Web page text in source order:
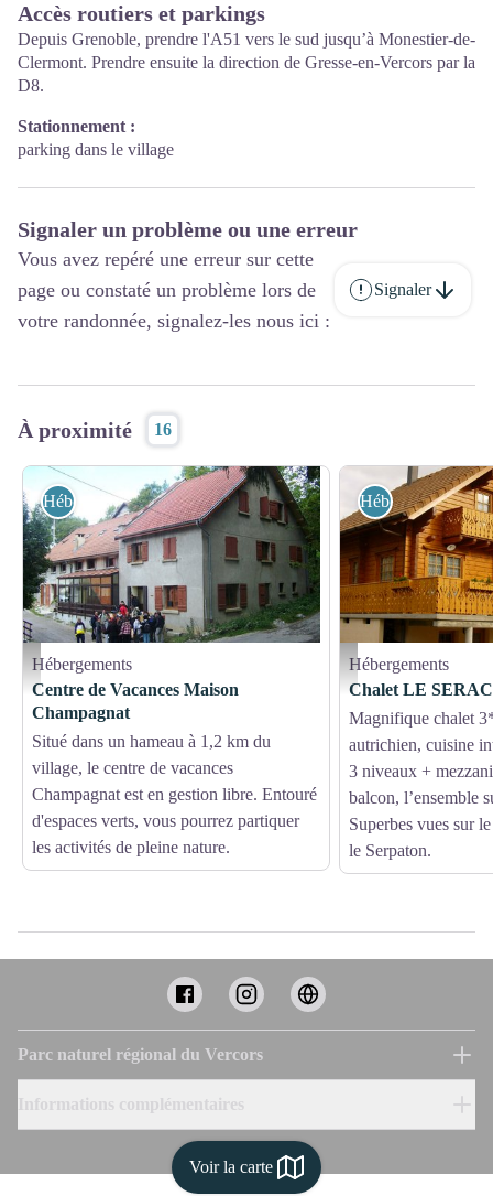
Voir la carte
Accès routiers et parkings
Depuis Grenoble, prendre l'A51 vers le sud jusqu’à Monestier-de-
Clermont. Prendre ensuite la direction de Gresse-en-Vercors par la
D8.
Stationnement :
parking dans le village
Signaler un problème ou une erreur
Vous avez repéré une erreur sur cette
page ou constaté un problème lors de
votre randonnée, signalez-les nous ici :
Signaler
À proximité 16
Maison CHAMPAGNAT - M FATISSON
Hébergements
Hébergements
Centre de Vacances Maison
Champagnat
Situé dans un hameau à 1,2 km du
village, le centre de vacances
Champagnat est en gestion libre. Entouré
d'espaces verts, vous pourrez partiquer
les activités de pleine nature.
Chalet le SERAC -
Hébergements
Hébergements
Chalet LE SERAC
Magnifique chalet
autrichien, cuisine
3 niveaux +
balcon, l’ensemble
Superbes vues sur
le Serpaton.
Parc naturel régional du Vercors
Informations complémentaires